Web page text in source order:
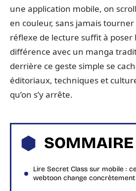
une application mobile, on
en couleur, sans jamais tourner
réflexe de lecture suffit à poser
différence avec un manga
derrière ce geste simple se
éditoriaux, techniques et
qu’on s’y arrête.
SOMMAIRE
Lire Secret Class sur mobile :
webtoon change concrètement